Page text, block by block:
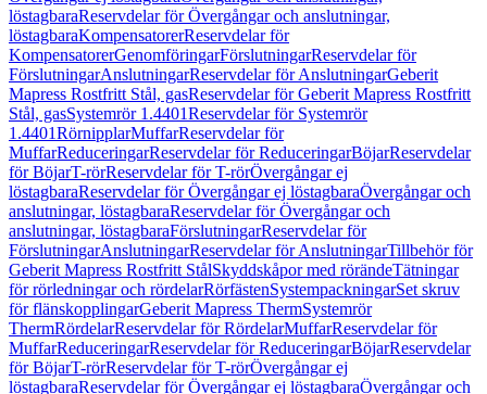
löstagbaraReservdelar för Övergångar och anslutningar,
löstagbaraKompensatorerReservdelar för
KompensatorerGenomföringarFörslutningarReservdelar för
FörslutningarAnslutningarReservdelar för AnslutningarGeberit
Mapress Rostfritt Stål, gasReservdelar för Geberit Mapress Rostfritt
Stål, gasSystemrör 1.4401Reservdelar för Systemrör
1.4401RörnipplarMuffarReservdelar för
MuffarReduceringarReservdelar för ReduceringarBöjarReservdelar
för BöjarT-rörReservdelar för T-rörÖvergångar ej
löstagbaraReservdelar för Övergångar ej löstagbaraÖvergångar och
anslutningar, löstagbaraReservdelar för Övergångar och
anslutningar, löstagbaraFörslutningarReservdelar för
FörslutningarAnslutningarReservdelar för AnslutningarTillbehör för
Geberit Mapress Rostfritt StålSkyddskåpor med rörändeTätningar
för rörledningar och rördelarRörfästenSystempackningarSet skruv
för flänskopplingarGeberit Mapress ThermSystemrör
ThermRördelarReservdelar för RördelarMuffarReservdelar för
MuffarReduceringarReservdelar för ReduceringarBöjarReservdelar
för BöjarT-rörReservdelar för T-rörÖvergångar ej
löstagbaraReservdelar för Övergångar ej löstagbaraÖvergångar och